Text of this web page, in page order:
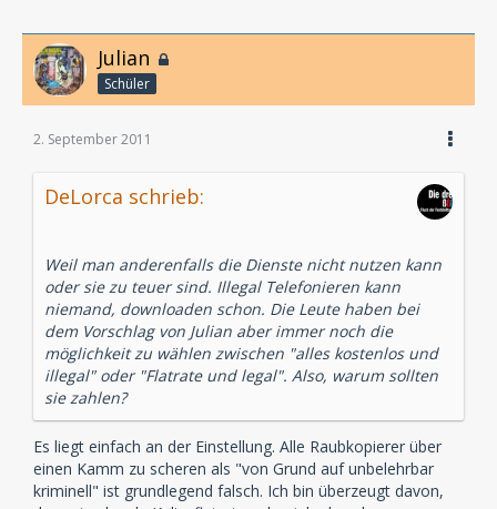
Julian
Schüler
2. September 2011
DeLorca schrieb:
Weil man anderenfalls die Dienste nicht nutzen kann
oder sie zu teuer sind. Illegal Telefonieren kann
niemand, downloaden schon. Die Leute haben bei
dem Vorschlag von Julian aber immer noch die
möglichkeit zu wählen zwischen "alles kostenlos und
illegal" oder "Flatrate und legal". Also, warum sollten
sie zahlen?
Es liegt einfach an der Einstellung. Alle Raubkopierer über
einen Kamm zu scheren als "von Grund auf unbelehrbar
kriminell" ist grundlegend falsch. Ich bin überzeugt davon,